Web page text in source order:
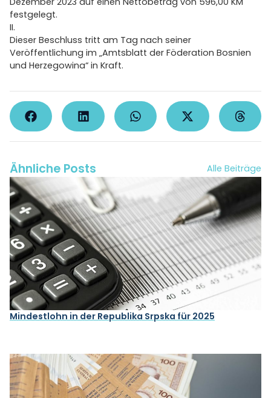
festgelegt.
II.
Dieser Beschluss tritt am Tag nach seiner
Veröffentlichung im „Amtsblatt der Föderation Bosnien
und Herzegowina“ in Kraft.
Ähnliche Posts Alle Beiträge
Mindestlohn in der Republika Srpska für 2025